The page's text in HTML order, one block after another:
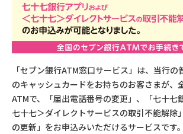
「セブン銀行ATM窓口サービス」は、当行の
のキャッシュカードをお持ちのお客さまが、
ATMで、「届出電話番号の変更」、「七十七
七十七＞ダイレクトサービスの取引不能解除
の更新」をお申込みいただけるサービスです。